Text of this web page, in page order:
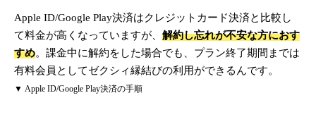
Apple ID/Google Play決済はクレジットカード決済と比較し
て料金が高くなっていますが、 解約し忘れが不安な方におす
すめ。課金中に解約をした場合でも、プラン終了期間までは
有料会員としてゼクシィ縁結びの利用ができるんです。
▼ Apple ID/Google Play決済の手順